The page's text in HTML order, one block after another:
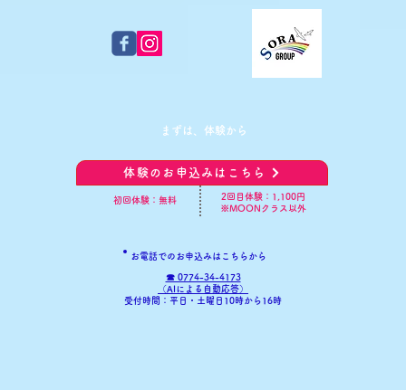
​まずは、体験から
体験のお申込みはこちら
初回体験：無料
​2回目体験：1,100円
※MOONクラス以外
お電話でのお申込みはこちらから
☎ 0774-34-4173
​（AIによる自動応答）
​受付時間：平日・土曜日10時から16時